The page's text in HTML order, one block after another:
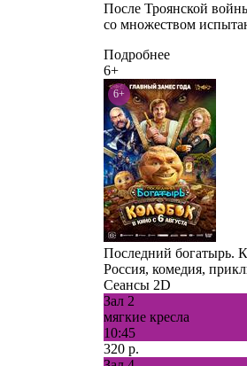
​После Троянской
со множеством
Подробнее
6+
6+
Последний богатырь.
Россия, комедия,
Сеансы 2D
Зал 2
мягкие кресла
10:45
320 р.